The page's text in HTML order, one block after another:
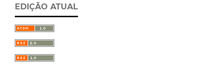
EDIÇÃO ATUAL